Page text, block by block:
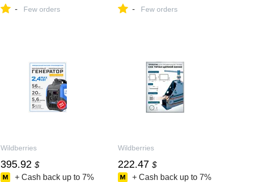
интернет‑магазине
- Few orders
₽ в интернет‑магазине
- Few orders
Wildberries
395.92 $
+ Cash back up to 7%
Wildberries
222.47 $
+ Cash back up to 7%